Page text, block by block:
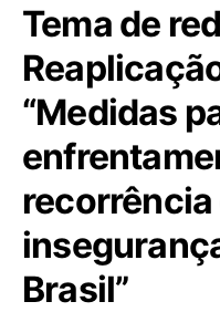
Tema de
“Medidas
recorrência
Brasil”